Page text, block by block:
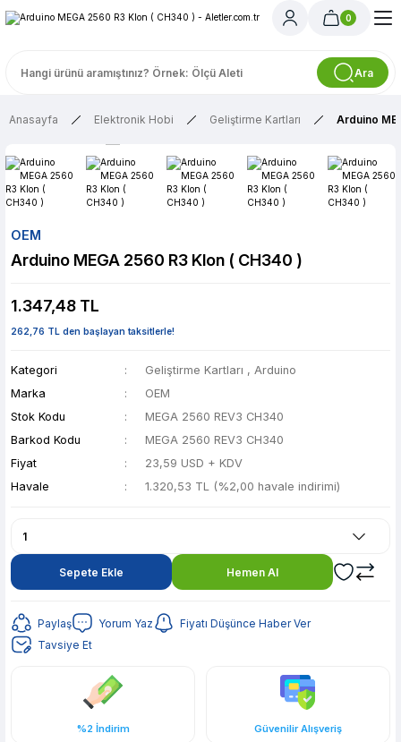
Ara
0
Anasayfa Elektronik Hobi Geliştirme Kartları Arduino
OEM
Arduino MEGA 2560 R3 Klon ( CH340 )
1.347,48 TL
262,76 TL den başlayan taksitlerle!
Kategori Geliştirme Kartları ,Arduino
Marka
OEM
Stok Kodu
MEGA 2560 REV3 CH340
Barkod Kodu
MEGA 2560 REV3 CH340
Fiyat
23,59 USD + KDV
Havale
1.320,53 TL (%2,00 havale indirimi)
Sepete Ekle Hemen Al
Paylaş Yorum Yaz
Fiyatı Düşünce Haber Ver
Tavsiye Et
%2 İndirim Güvenilir Alışveriş